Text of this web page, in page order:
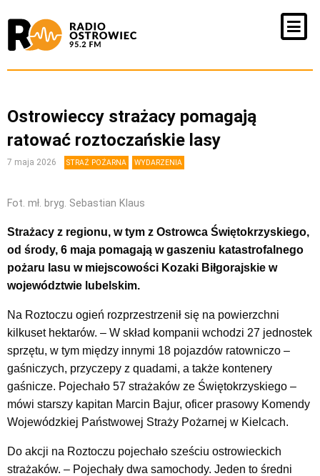
Ostrowieccy strażacy pomagają
ratować roztoczańskie lasy
7 maja 2026 STRAŻ POŻARNA WYDARZENIA
Fot. mł. bryg. Sebastian Klaus
Strażacy z regionu, w tym z Ostrowca Świętokrzyskiego,
od środy, 6 maja pomagają w gaszeniu katastrofalnego
pożaru lasu w miejscowości Kozaki Biłgorajskie w
województwie lubelskim.
Na Roztoczu ogień rozprzestrzenił się na powierzchni
kilkuset hektarów. – W skład kompanii wchodzi 27 jednostek
sprzętu, w tym między innymi 18 pojazdów ratowniczo –
gaśniczych, przyczepy z quadami, a także kontenery
gaśnicze. Pojechało 57 strażaków ze Świętokrzyskiego –
mówi starszy kapitan Marcin Bajur, oficer prasowy Komendy
Wojewódzkiej Państwowej Straży Pożarnej w Kielcach.
Do akcji na Roztoczu pojechało sześciu ostrowieckich
strażaków. – Pojechały dwa samochody. Jeden to średni